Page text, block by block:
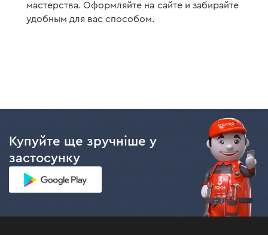
мастерства. Оформляйте на сайте и забирайте
удобным для вас способом.
Купуйте ще зручніше у
застосунку